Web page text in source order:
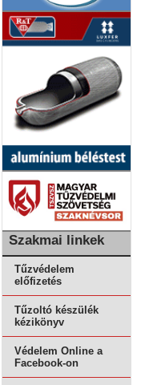
Szakmai linkek
Tűzvédelem
előfizetés
Tűzoltó készülék
kézikönyv
Védelem Online a
Facebook-on